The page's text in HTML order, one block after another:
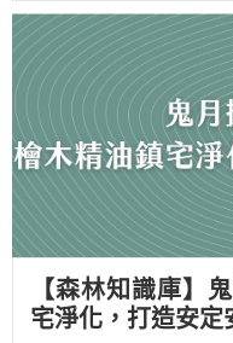
【森林知識庫】
宅淨化，打造安定